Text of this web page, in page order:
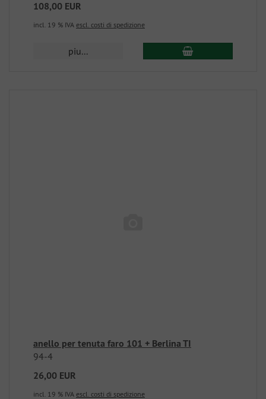
108,00 EUR
incl. 19 % IVA escl. costi di spedizione
piu...
anello per tenuta faro 101 + Berlina TI
94-4
26,00 EUR
incl. 19 % IVA escl. costi di spedizione